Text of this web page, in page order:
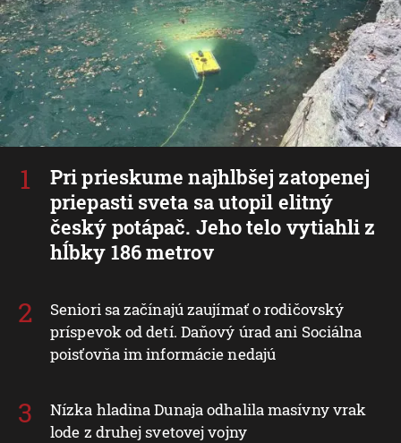
Pri prieskume najhlbšej zatopenej
priepasti sveta sa utopil elitný
český potápač. Jeho telo vytiahli z
hĺbky 186 metrov
Seniori sa začínajú zaujímať o rodičovský
príspevok od detí. Daňový úrad ani Sociálna
poisťovňa im informácie nedajú
Nízka hladina Dunaja odhalila masívny vrak
lode z druhej svetovej vojny